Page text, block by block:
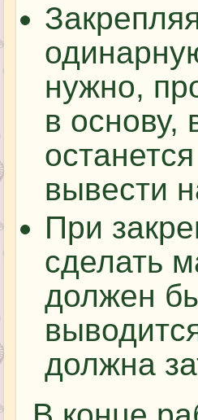
нужно,
в основу,
вывести
При
сделать
должен
должна